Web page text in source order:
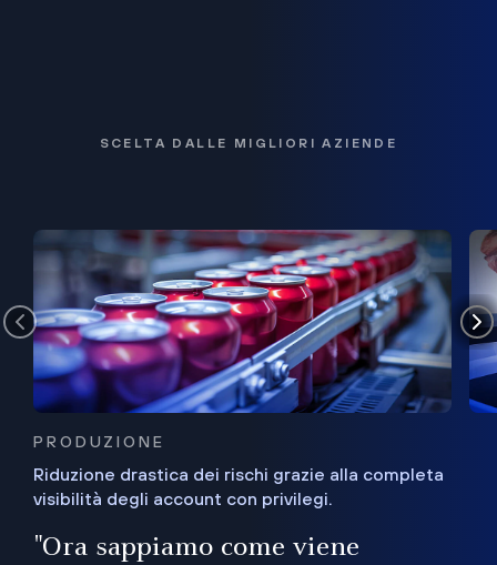
SCELTA DALLE MIGLIORI AZIENDE
PRODUZIONE
Riduzione drastica dei rischi grazie alla completa
visibilità degli account con privilegi.
"Ora sappiamo come viene